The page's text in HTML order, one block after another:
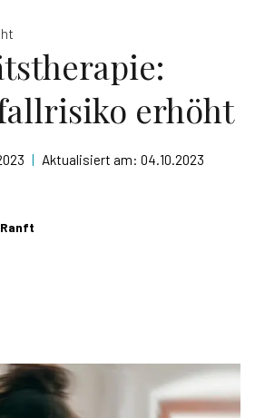
erhöht
| Aktualisiert am: 04.10.2023